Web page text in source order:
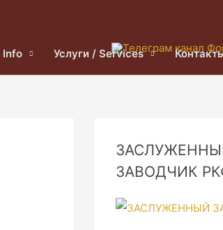
Услуги / Services
ЗАВОДЧИК